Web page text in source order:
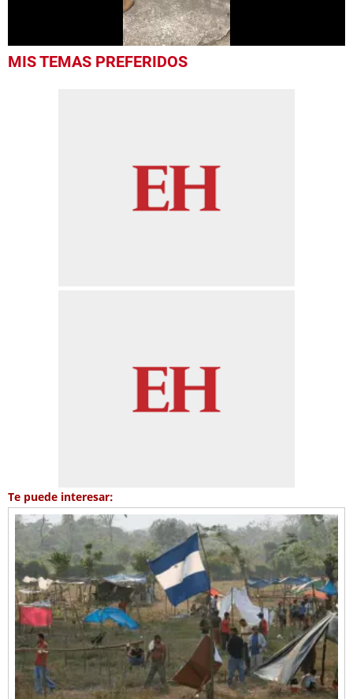
seconds
MIS TEMAS PREFERIDOS
Te puede interesar: